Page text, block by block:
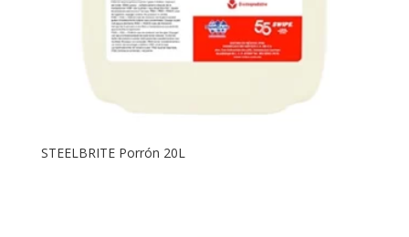
STEELBRITE Porrón 20L